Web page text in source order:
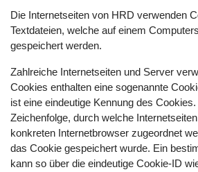
Die Internetseiten von HRD verwenden
Textdateien, welche auf einem
gespeichert werden.
Zahlreiche Internetseiten und Server
Cookies enthalten eine sogenannte
ist eine eindeutige Kennung des
Zeichenfolge, durch welche
konkreten Internetbrowser zugeordnet
das Cookie gespeichert wurde. Ein
kann so über die eindeutige Cookie-ID